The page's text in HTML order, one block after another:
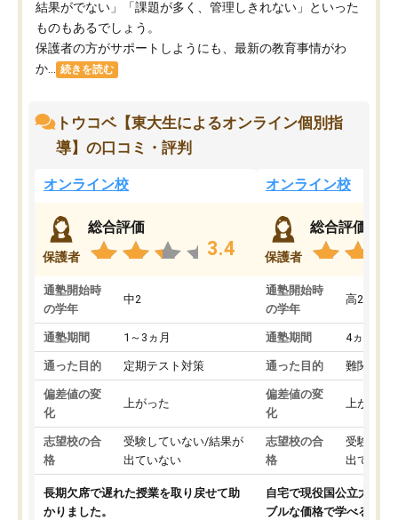
結果がでない」「課題が多く、管理しきれない」といった
ものもあるでしょう。
保護者の方がサポートしようにも、最新の教育事情がわ
か...
続きを読む
トウコベ【東大生によるオンライン個別指
導】の口コミ・評判
オンライン校
保護者
総合評価
3.4
通塾開始時
の学年
中2
通塾期間 1～3ヵ月
通った目的 定期テスト対策
偏差値の変
化
上がった
志望校の合
格
受験していない/結果が
出ていない
長期欠席で遅れた授業を取り戻せて助
かりました。
オンライン校
保護者
総合評価
通塾開始時
の学年
高2
通塾期間 4ヵ月～1
通った目的 難関私立
偏差値の変
化
上がった
志望校の合
格
受験して
出ていな
自宅で現役国公立大学生
ブルな価格で学べる